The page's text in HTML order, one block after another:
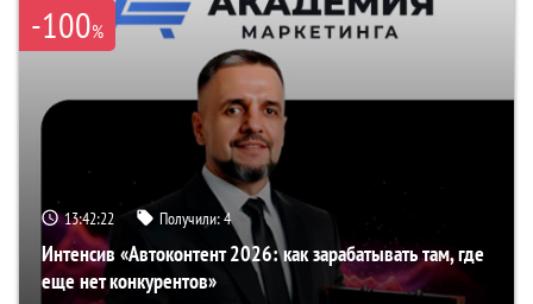
-100%
13:42:21 Получили:4
Интенсив «Автоконтент 2026: как зарабатывать там, где
еще нет конкурентов»